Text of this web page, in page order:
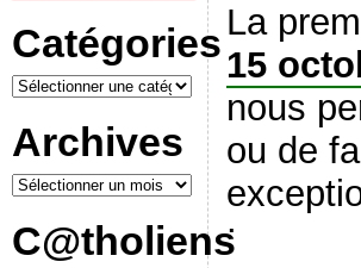
Catégories
Archives
C@tholiens
La
15
nous
ou de
: